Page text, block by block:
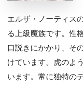
エルザ・ノーティス
る上級魔族です。性
口説きにかかり、そ
けています。虎のよ
います。常に独特の